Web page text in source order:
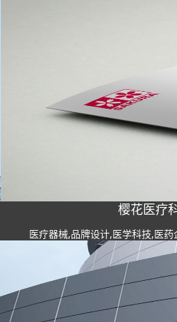
樱花医疗
医疗器械,品牌设计,医学科技,医